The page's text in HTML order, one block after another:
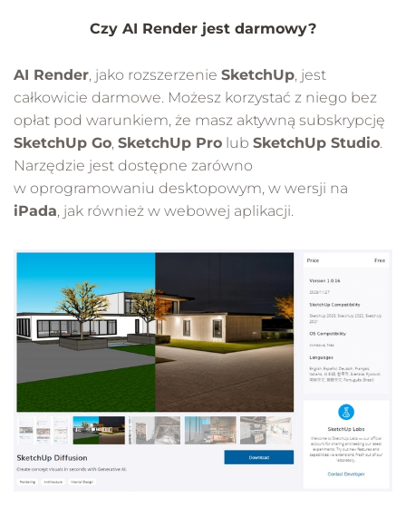
Czy AI Render jest darmowy?
AI Render, jako rozszerzenie SketchUp, jest
całkowicie darmowe. Możesz korzystać z niego bez
opłat pod warunkiem, że masz aktywną subskrypcję
SketchUp Go, SketchUp Pro lub SketchUp Studio.
Narzędzie jest dostępne zarówno
w oprogramowaniu desktopowym, w wersji na
iPada, jak również w webowej aplikacji.